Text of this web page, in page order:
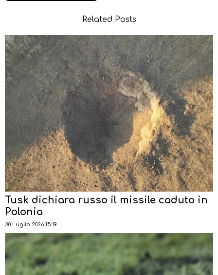
Related Posts
Tusk dichiara russo il missile caduto in
Polonia
30 Luglio 2026 15:19